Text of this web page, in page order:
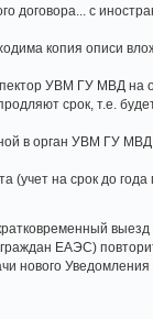
договора... с
копия описи
УВМ ГУ МВД
срок, т.е.
в орган УВМ ГУ
на срок до
ЕАЭС)
нового